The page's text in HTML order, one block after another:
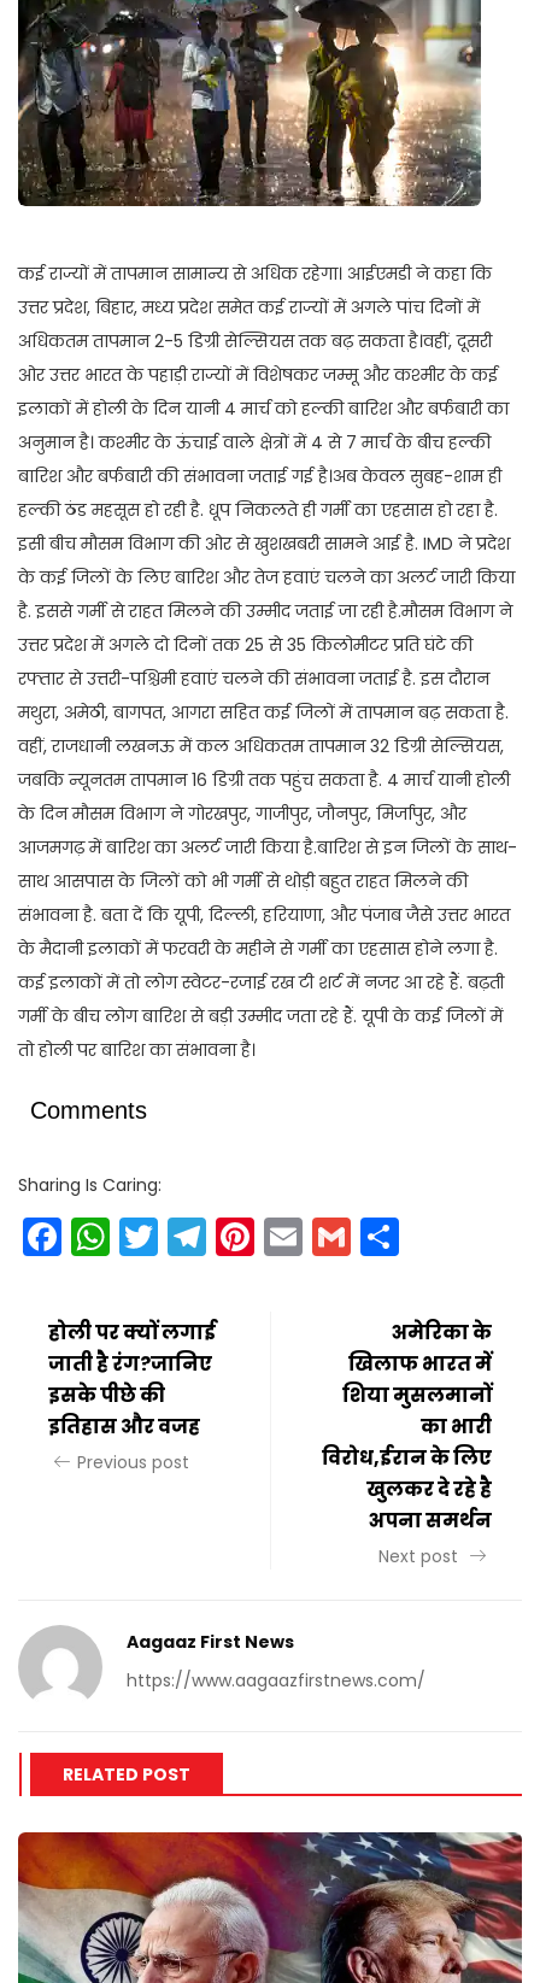
कई राज्यों में तापमान सामान्य से अधिक रहेगा। आईएमडी ने कहा कि
उत्तर प्रदेश, बिहार, मध्य प्रदेश समेत कई राज्यों में अगले पांच दिनों में
अधिकतम तापमान 2-5 डिग्री सेल्सियस तक बढ़ सकता है।वहीं, दूसरी
ओर उत्तर भारत के पहाड़ी राज्यों में विशेषकर जम्मू और कश्मीर के कई
इलाकों में होली के दिन यानी 4 मार्च को हल्की बारिश और बर्फबारी का
अनुमान है। कश्मीर के ऊंचाई वाले क्षेत्रों में 4 से 7 मार्च के बीच हल्की
बारिश और बर्फबारी की संभावना जताई गई है।अब केवल सुबह-शाम ही
हल्की ठंड महसूस हो रही है. धूप निकलते ही गर्मी का एहसास हो रहा है.
इसी बीच मौसम विभाग की ओर से खुशखबरी सामने आई है. IMD ने प्रदेश
के कई जिलों के लिए बारिश और तेज हवाएं चलने का अलर्ट जारी किया
है. इससे गर्मी से राहत मिलने की उम्मीद जताई जा रही है.मौसम विभाग ने
उत्तर प्रदेश में अगले दो दिनों तक 25 से 35 किलोमीटर प्रति घंटे की
रफ्तार से उत्तरी-पश्चिमी हवाएं चलने की संभावना जताई है. इस दौरान
मथुरा, अमेठी, बागपत, आगरा सहित कई जिलों में तापमान बढ़ सकता है.
वहीं, राजधानी लखनऊ में कल अधिकतम तापमान 32 डिग्री सेल्सियस,
जबकि न्यूनतम तापमान 16 डिग्री तक पहुंच सकता है. 4 मार्च यानी होली
के दिन मौसम विभाग ने गोरखपुर, गाजीपुर, जौनपुर, मिर्जापुर, और
आजमगढ़ में बारिश का अलर्ट जारी किया है.बारिश से इन जिलों के साथ-
साथ आसपास के जिलों को भी गर्मी से थोड़ी बहुत राहत मिलने की
संभावना है. बता दें कि यूपी, दिल्ली, हरियाणा, और पंजाब जैसे उत्तर भारत
के मैदानी इलाकों में फरवरी के महीने से गर्मी का एहसास होने लगा है.
कई इलाकों में तो लोग स्वेटर-रजाई रख टी शर्ट में नजर आ रहे हैं. बढ़ती
गर्मी के बीच लोग बारिश से बड़ी उम्मीद जता रहे हैं. यूपी के कई जिलों में
तो होली पर बारिश का संभावना है।
Comments
Sharing Is Caring:
Facebook
WhatsApp
Twitter
Telegram
Pinterest
EmailGmail
होली पर क्यों लगाई
जाती है रंग?जानिए
इसके पीछे की
इतिहास और वजह
Previous post
अमेरिका के
खिलाफ भारत में
शिया मुसलमानों
का भारी
विरोध,ईरान के लिए
खुलकर दे रहे है
अपना समर्थन
Next post
Aagaaz First News
https://www.aagaazfirstnews.com/
RELATED POST